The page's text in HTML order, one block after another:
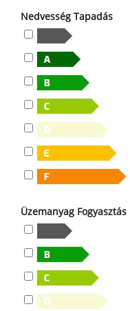
Nedvesség Tapadás
Üzemanyag Fogyasztás